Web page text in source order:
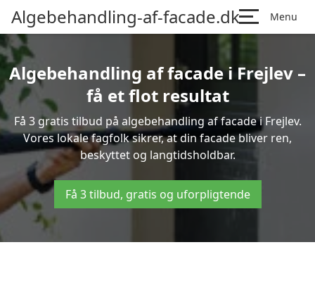
Algebehandling-af-facade.dk Menu
Algebehandling af facade i Frejlev –
få et flot resultat
Få 3 gratis tilbud på algebehandling af facade i Frejlev.
Vores lokale fagfolk sikrer, at din facade bliver ren,
beskyttet og langtidsholdbar.
Få 3 tilbud, gratis og uforpligtende